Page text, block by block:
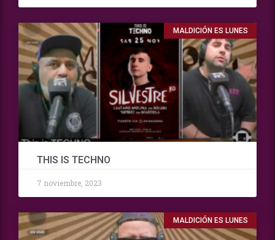
MALDICIÓN ES LUNES
THIS IS TECHNO
7 noviembre, 2023
MALDICIÓN ES LUNES